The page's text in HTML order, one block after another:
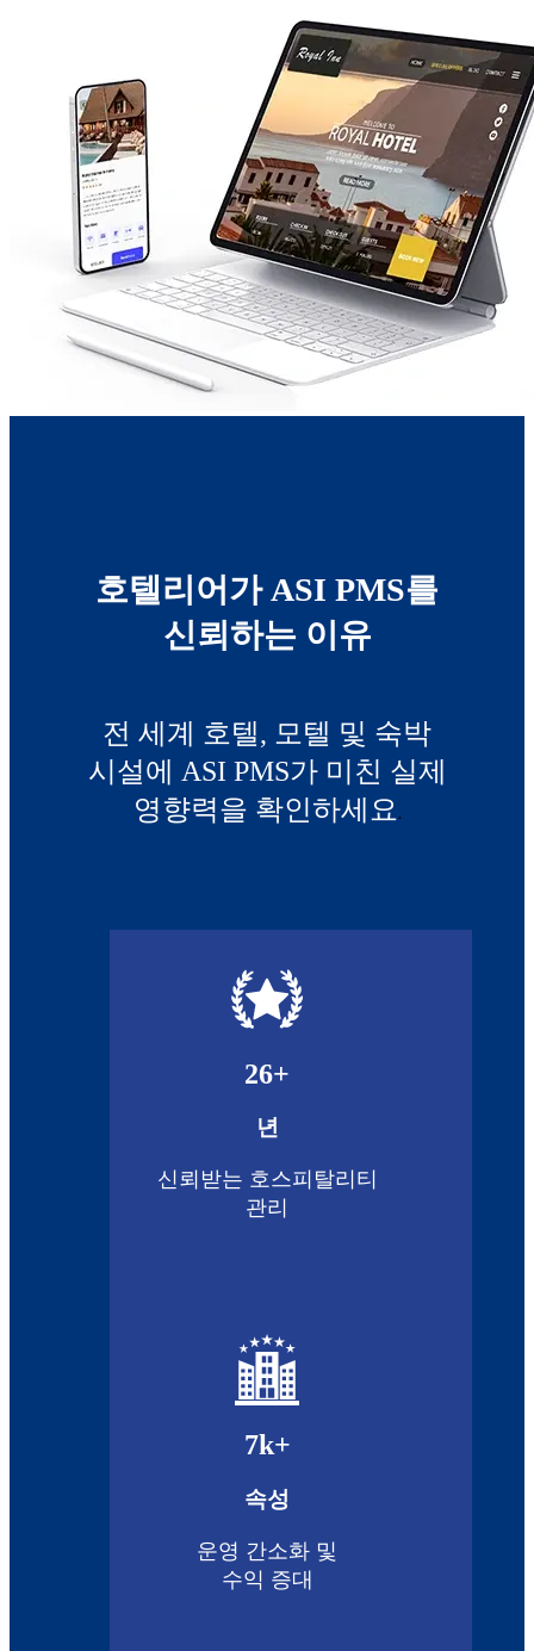
호텔리어가 ASI PMS를
신뢰하는 이유
전 세계 호텔, 모텔 및 숙박
시설에 ASI PMS가 미친 실제
영향력을 확인하세요 .
26+
년
신뢰받는 호스피탈리티
관리
7k+
속성
운영 간소화 및
수익 증대